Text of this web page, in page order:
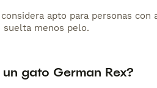
apto para personas
menos pelo.
gato German Rex?